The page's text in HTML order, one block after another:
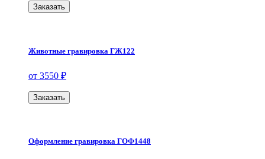
Заказать
Животные гравировка ГЖ122
от 3550 ₽
Заказать
Оформление гравировка ГОФ1448